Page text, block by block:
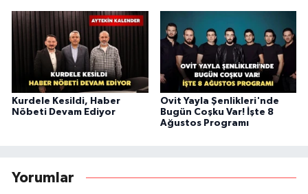
Kurdele Kesildi, Haber
Nöbeti Devam Ediyor
Ovit Yayla Şenlikleri'nde
Bugün Coşku Var! İşte 8
Ağustos Programı
Yorumlar